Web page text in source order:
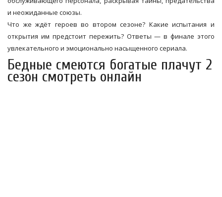
и неожиданные союзы.
Что же ждёт героев во втором сезоне? Какие испытания и
открытия им предстоит пережить? Ответы — в финале этого
увлекательного и эмоционально насыщенного сериала.
Бедные смеются богатые плачут 2
сезон смотреть онлайн